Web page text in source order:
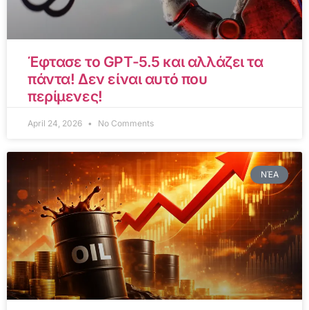
Έφτασε το GPT-5.5 και αλλάζει τα
πάντα! Δεν είναι αυτό που
περίμενες!
April 24, 2026 No Comments
ΝΈΑ